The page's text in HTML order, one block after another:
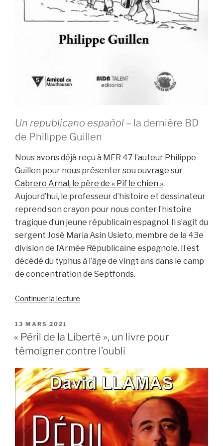
Un republicano español – la dernière BD
de Philippe Guillen
Nous avons déjà reçu à MER 47 l’auteur Philippe
Guillen pour nous présenter sou ouvrage sur
Cabrero Arnal, le père de « Pif le chien ».
Aujourd’hui, le professeur d’histoire et dessinateur
reprend son crayon pour nous conter l’histoire
tragique d’un jeune républicain espagnol. Il s’agit du
sergent José Maria Asin Usieto, membre de la 43e
division de l’Armée Républicaine espagnole. Il est
décédé du typhus à l’âge de vingt ans dans le camp
de concentration de Septfonds.
Continuer la lecture
20
ans »
PUBLIÉ
LE
13 MARS 2021
« Péril de la Liberté », un livre pour
témoigner contre l’oubli